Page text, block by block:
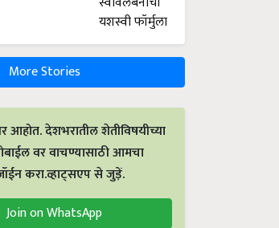
More Stories
आहोत. देशभरातील शेतीविषयीच्या
वर वाचण्यासाठी आमचा
करा.व्हाट्सएप से जुड़ें.
Join on WhatsApp